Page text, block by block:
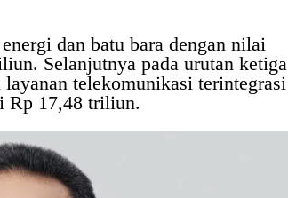
dan batu bara dengan nilai
Selanjutnya pada urutan ketiga
telekomunikasi terintegrasi
Rp 17,48 triliun.